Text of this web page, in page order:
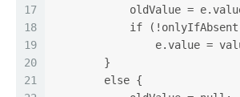
17
18
19
20
21
oldValue =
if
e.value =
        }
        else {